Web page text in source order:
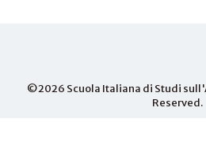
©2026 Scuola Italiana di Studi
Reserved.